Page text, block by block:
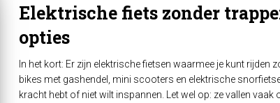
Elektrische fiets zonder
opties
In het kort: Er zijn elektrische fietsen waarmee je kunt rijden
bikes met gashendel, mini scooters en elektrische
kracht hebt of niet wilt inspannen. Let wel op: ze vallen vaak